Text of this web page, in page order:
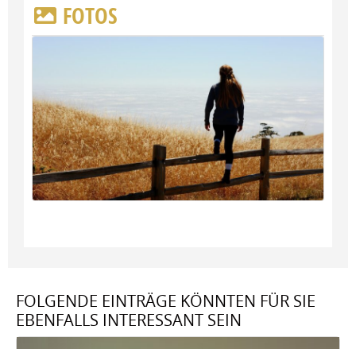
FOTOS
FOLGENDE EINTRÄGE KÖNNTEN FÜR SIE
EBENFALLS INTERESSANT SEIN